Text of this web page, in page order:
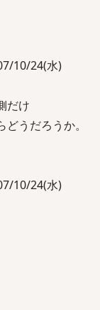
10/24(水)
だけ
うだろうか。
10/24(水)